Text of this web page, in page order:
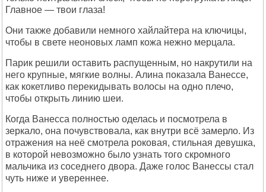
Главное — твои глаза!
Они также добавили немного хайлайтера на ключицы,
чтобы в свете неоновых ламп кожа нежно мерцала.
Парик решили оставить распущенным, но накрутили на
него крупные, мягкие волны. Алина показала Ванессе,
как кокетливо перекидывать волосы на одно плечо,
чтобы открыть линию шеи.
Когда Ванесса полностью оделась и посмотрела в
зеркало, она почувствовала, как внутри всё замерло. Из
отражения на неё смотрела роковая, стильная девушка,
в которой невозможно было узнать того скромного
мальчика из соседнего двора. Даже голос Ванессы стал
чуть ниже и увереннее.